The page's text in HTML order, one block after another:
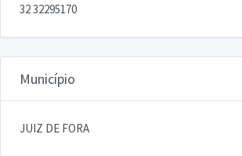
32 32295170
Município
JUIZ DE FORA